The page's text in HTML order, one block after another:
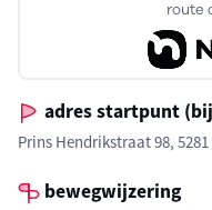
route
adres startpunt
Prins Hendrikstraat 98,
bewegwijzering